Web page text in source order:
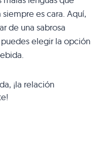
es cara. Aquí,
de una sabrosa
elegir la opción
¡la relación